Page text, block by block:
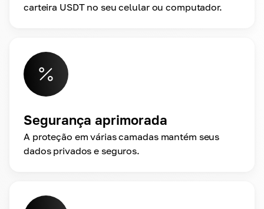
carteira USDT no seu celular ou computador.
Segurança aprimorada
A proteção em várias camadas mantém seus
dados privados e seguros.